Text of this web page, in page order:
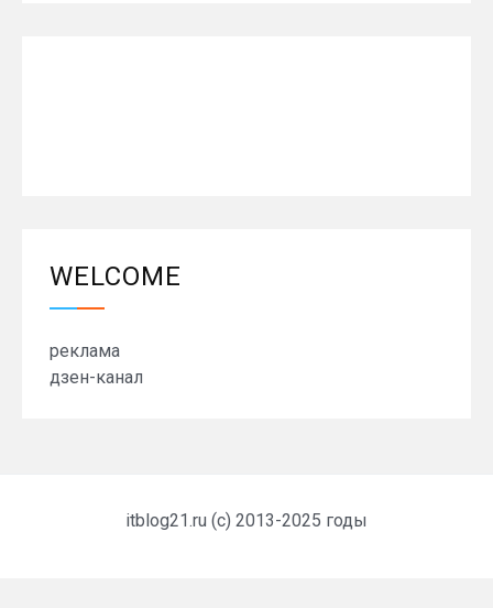
WELCOME
реклама
дзен-канал
itblog21.ru (c) 2013-2025 годы